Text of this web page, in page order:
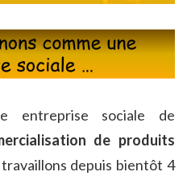
entreprise sociale de
de produits
depuis bientôt 4